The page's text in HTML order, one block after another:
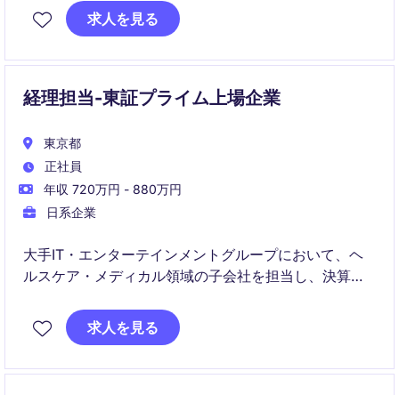
応・業務改善を通じて事業成長を支えていただきま
す。
求人を見る
経理担当-東証プライム上場企業
東京都
正社員
年収 720万円 - 880万円
日系企業
大手IT・エンターテインメントグループにおいて、ヘ
ルスケア・メディカル領域の子会社を担当し、決算業
きます。事業部門と密接に連携しながら、新しいビジ
ネスモデルの会計スキーム構築や業務効率化を推進で
求人を見る